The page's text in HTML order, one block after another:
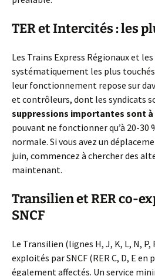
TER et Intercités : les
Les Trains Express Régionaux et
systématiquement les plus
leur fonctionnement repose sur
et contrôleurs, dont les syndicats
suppressions importantes sont
pouvant ne fonctionner qu’à 20-30
normale. Si vous avez un
juin, commencez à chercher des
maintenant.
Transilien et RER co-
SNCF
Le Transilien (lignes H, J, K, L, N, P,
exploités par SNCF (RER C, D, E
également affectés. Un service